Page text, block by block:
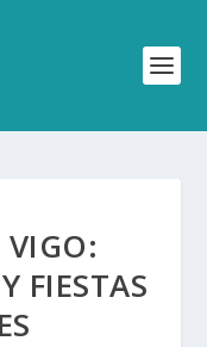
VIGO:
FIESTAS